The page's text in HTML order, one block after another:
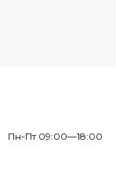
Пн-Пт 09:00—18:00